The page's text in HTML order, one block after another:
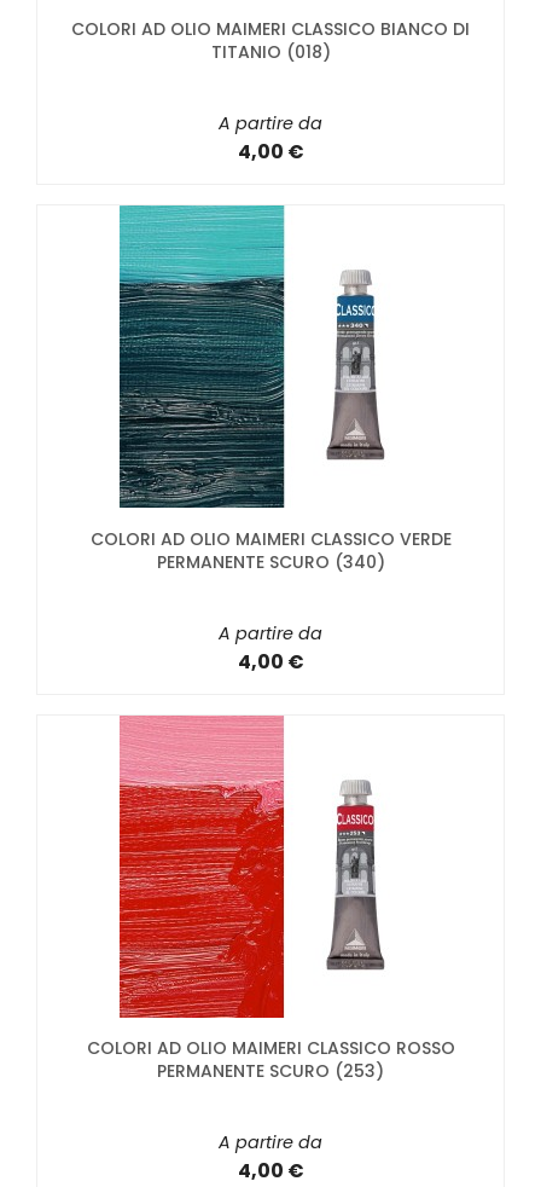
COLORI AD OLIO MAIMERI CLASSICO BIANCO DI
TITANIO (018)
A partire da
4,00 €
COLORI AD OLIO MAIMERI CLASSICO VERDE
PERMANENTE SCURO (340)
A partire da
4,00 €
COLORI AD OLIO MAIMERI CLASSICO ROSSO
PERMANENTE SCURO (253)
A partire da
4,00 €